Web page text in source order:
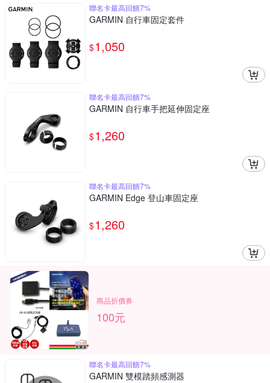
聯名卡最高回饋7%
GARMIN 自行車固定套件
$1,050
聯名卡最高回饋7%
GARMIN 自行車手把延伸固定座
$1,260
聯名卡最高回饋7%
GARMIN Edge 登山車固定座
$1,260
商品折價券
100元
聯名卡最高回饋7%
GARMIN 雙模踏頻感測器